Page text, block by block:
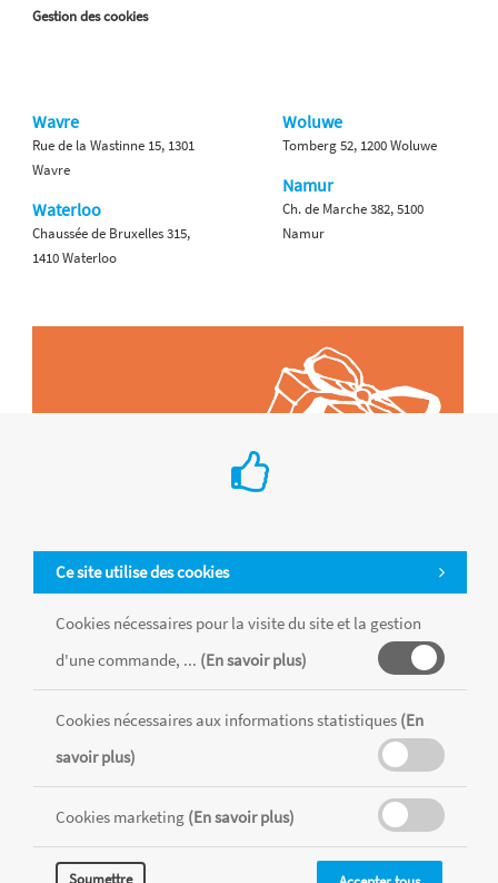
Ce site utilise des cookies
Cookies nécessaires pour la visite du site et la gestion
d'une commande, ... (En savoir plus)
Cookies nécessaires aux informations statistiques (En
savoir plus)
Cookies marketing (En savoir plus)
Soumettre
Gestion des cookies
Wavre
Rue de la Wastinne 15, 1301
Wavre
Waterloo
Chaussée de Bruxelles 315,
1410 Waterloo
Woluwe
Tomberg 52, 1200 Woluwe
Namur
Ch. de Marche 382, 5100
Namur
Tous les produits sont vendus dans la limite des stocks disponibles de
chaque magasin, toutes taxes comprises.
CONDITIONS GÉNÉRALES